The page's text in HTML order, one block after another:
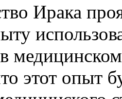
Ирака
этот опыт